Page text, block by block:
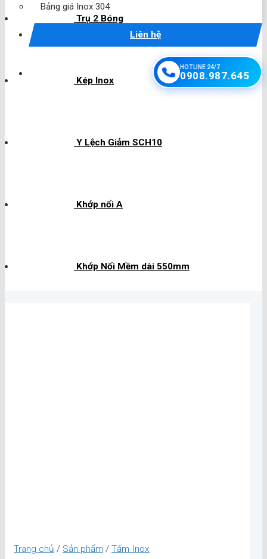
Bảng giá Inox 304
Liên hệ
HOTLINE 24/7
0908.987.645
Trụ 2 Bóng
Kép Inox
Y Lệch Giảm SCH10
Khớp nối A
Khớp Nối Mềm dài 550mm
Trang chủ / Sản phẩm / Tấm Inox